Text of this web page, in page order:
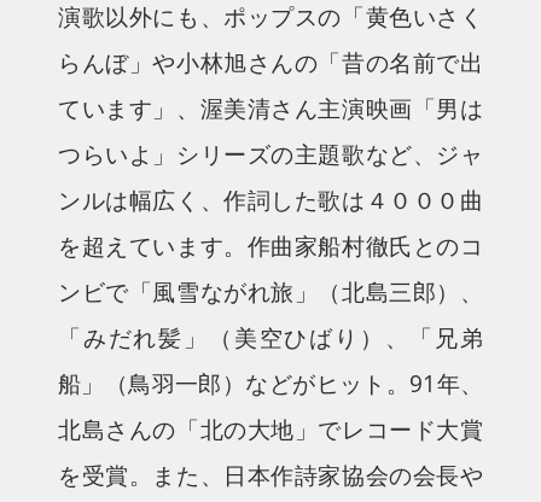
演歌以外にも、ポップスの「黄色いさく
らんぼ」や小林旭さんの「昔の名前で出
ています」、渥美清さん主演映画「男は
つらいよ」シリーズの主題歌など、ジャ
ンルは幅広く、作詞した歌は４０００曲
を超えています。作曲家船村徹氏とのコ
ンビで「風雪ながれ旅」（北島三郎）、
「みだれ髪」（美空ひばり）、「兄弟
船」（鳥羽一郎）などがヒット。91年、
北島さんの「北の大地」でレコード大賞
を受賞。また、日本作詩家協会の会長や